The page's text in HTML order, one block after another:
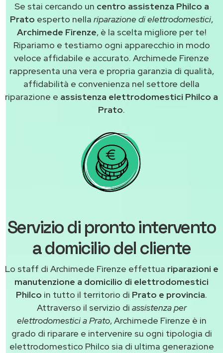
Se stai cercando un centro assistenza Philco a
Prato esperto nella riparazione di elettrodomestici,
Archimede Firenze, è la scelta migliore per te!
Ripariamo e testiamo ogni apparecchio in modo
veloce affidabile e accurato. Archimede Firenze
rappresenta una vera e propria garanzia di qualità,
affidabilità e convenienza nel settore della
riparazione e assistenza elettrodomestici Philco a
Prato.
Servizio di pronto intervento
a domicilio del cliente
Lo staff di Archimede Firenze effettua riparazioni e
manutenzione a domicilio di elettrodomestici
Philco in tutto il territorio di Prato e provincia.
Attraverso il servizio di assistenza per
elettrodomestici a Prato, Archimede Firenze è in
grado di riparare e intervenire su ogni tipologia di
elettrodomestico Philco sia di ultima generazione